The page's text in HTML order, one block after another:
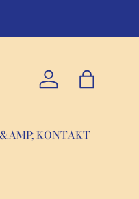
Log ind Taske
KONTAKT